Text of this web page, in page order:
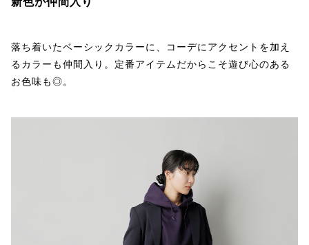
落ち着いたベーシックカラーに、コーデにアクセントを加え
るカラーも仲間入り。定番アイテムだからこそ遊び心のある
お色味も◎。